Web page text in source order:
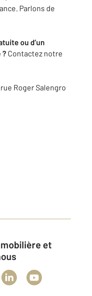
Parlons de
ou d’un
? Contactez notre
Roger Salengro